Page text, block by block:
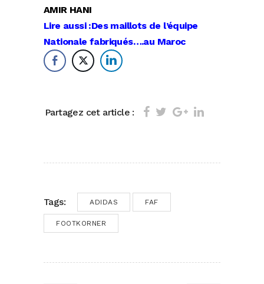
AMIR HANI
Lire aussi :Des maillots de l’équipe
Nationale fabriqués….au Maroc
Partagez cet article :
Tags: ADIDAS FAF
FOOTKORNER